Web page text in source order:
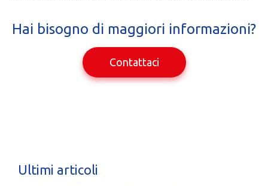
Hai bisogno di maggiori informazioni?
Contattaci
Ultimi articoli